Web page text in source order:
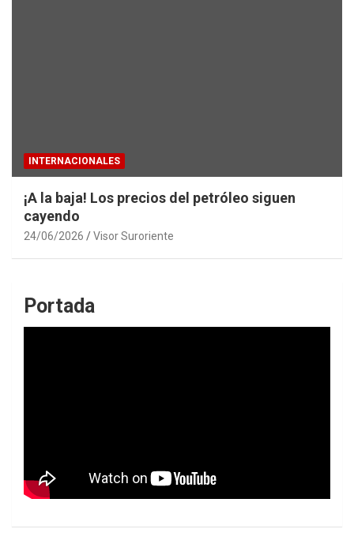
INTERNACIONALES
¡A la baja! Los precios del petróleo siguen
cayendo
24/06/2026 Visor Suroriente
Portada